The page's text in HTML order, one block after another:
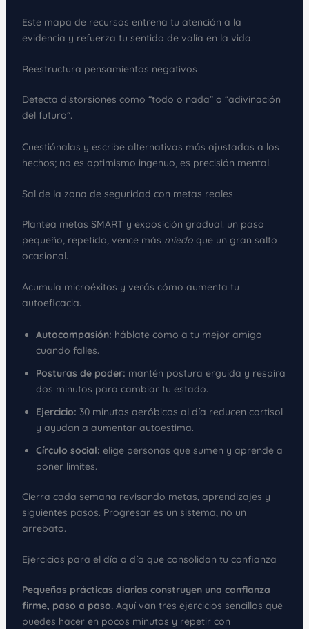
Este mapa de recursos entrena tu atención a la
evidencia y refuerza tu sentido de valía en la vida.
Reestructura pensamientos negativos
Detecta distorsiones como “todo o nada” o “adivinación
del futuro”.
Cuestiónalas y escribe alternativas más ajustadas a los
hechos; no es optimismo ingenuo, es precisión mental.
Sal de la zona de seguridad con metas reales
Plantea metas SMART y exposición gradual: un paso
pequeño, repetido, vence más miedoque un gran salto
ocasional.
Acumula microéxitos y verás cómo aumenta tu
autoeficacia.
Autocompasión: háblate como a tu mejor amigo
cuando falles.
Posturas de poder: mantén postura erguida y respira
dos minutos para cambiar tu estado.
Ejercicio: 30 minutos aeróbicos al día reducen cortisol
y ayudan a aumentar autoestima.
Círculo social: elige personas que sumen y aprende a
poner límites.
Cierra cada semana revisando metas, aprendizajes y
siguientes pasos. Progresar es un sistema, no un
arrebato.
Ejercicios para el día a día que consolidan tu confianza
Pequeñas prácticas diarias construyen una confianza
firme, paso a paso.Aquí van tres ejercicios sencillos que
puedes hacer en pocos minutos y repetir con